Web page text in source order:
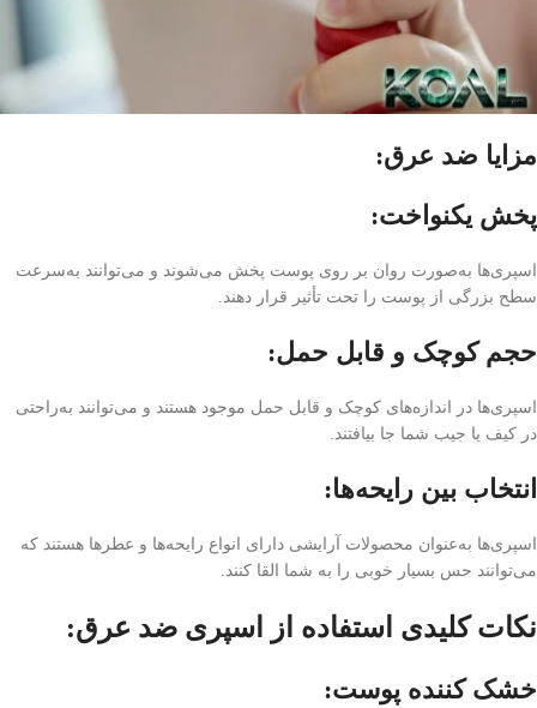
مزایا ضد عرق:
پخش یکنواخت:
اسپری‌ها به‌صورت روان بر روی پوست پخش می‌شوند و می‌توانند به‌سرعت
سطح بزرگی از پوست را تحت تأثیر قرار دهند.
حجم کوچک و قابل حمل:
اسپری‌ها در اندازه‌های کوچک و قابل حمل موجود هستند و می‌توانند به‌راحتی
در کیف یا جیب شما جا بیافتند.
انتخاب بین رایحه‌ها:
اسپری‌ها به‌عنوان محصولات آرایشی دارای انواع رایحه‌ها و عطرها هستند که
می‌توانند حس بسیار خوبی را به شما القا کنند.
نکات کلیدی استفاده از اسپری ضد عرق:
خشک کننده پوست: